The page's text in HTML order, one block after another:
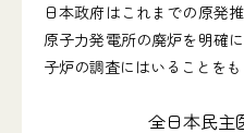
日本政府はこれまでの原発
原子力発電所の廃炉を明確
子炉の調査にはいることを
全日本民主